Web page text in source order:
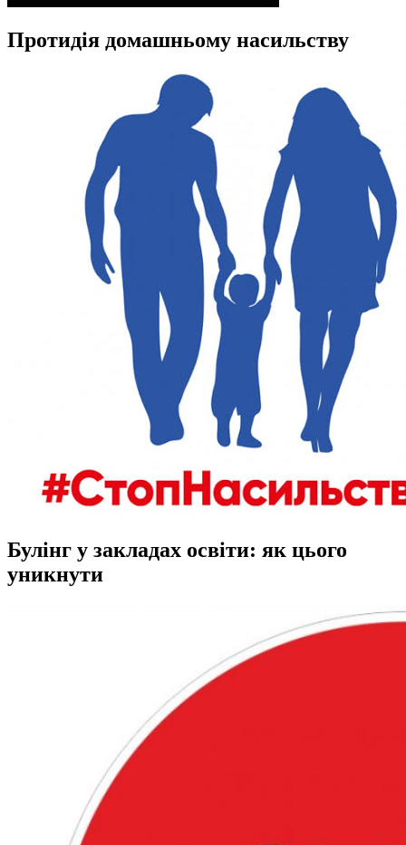
Протидія домашньому насильству
Булінг у закладах освіти: як цього
уникнути